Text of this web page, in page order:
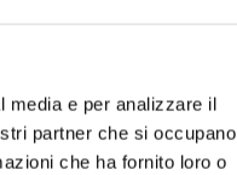
media e per analizzare il
partner che si occupano
che ha fornito loro o